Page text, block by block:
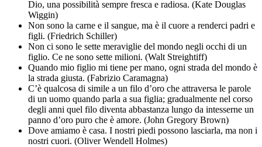
Dio, una possibilità sempre fresca e radiosa. (Kate Douglas
Wiggin)
Non sono la carne e il sangue, ma è il cuore a renderci padri e
figli. (Friedrich Schiller)
Non ci sono le sette meraviglie del mondo negli occhi di un
figlio. Ce ne sono sette milioni. (Walt Streightiff)
Quando mio figlio mi tiene per mano, ogni strada del mondo è
la strada giusta. (Fabrizio Caramagna)
C’è qualcosa di simile a un filo d’oro che attraversa le parole
di un uomo quando parla a sua figlia; gradualmente nel corso
degli anni quel filo diventa abbastanza lungo da intesserne un
panno d’oro puro che è amore. (John Gregory Brown)
Dove amiamo è casa. I nostri piedi possono lasciarla, ma non i
nostri cuori. (Oliver Wendell Holmes)